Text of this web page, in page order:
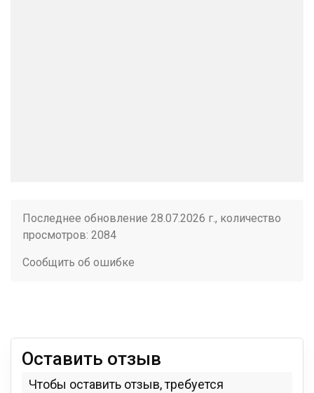
Последнее обновление 28.07.2026 г., количество
просмотров: 2084
Сообщить об ошибке
Оставить отзыв
Чтобы оставить отзыв, требуется